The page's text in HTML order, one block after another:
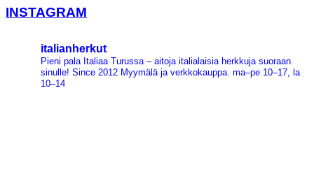
INSTAGRAM
italianherkut
Pieni pala Italiaa Turussa – aitoja italialaisia herkkuja suoraan
sinulle! Since 2012 Myymälä ja verkkokauppa. ma–pe 10–17, la
10–14